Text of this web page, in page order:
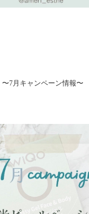
〜7月キャンペーン情報〜